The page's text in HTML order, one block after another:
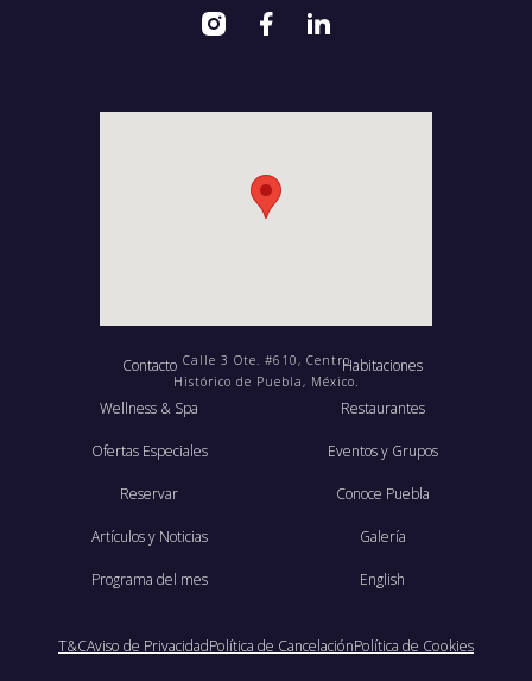
Calle 3 Ote. #610, Centro
Histórico de Puebla, México.
Contacto Habitaciones
Wellness & Spa Restaurantes
Ofertas Especiales Eventos y Grupos
Reservar Conoce Puebla
Artículos y Noticias Galería
Programa del mes English
T&CAviso de PrivacidadPolítica de CancelaciónPolítica de Cookies